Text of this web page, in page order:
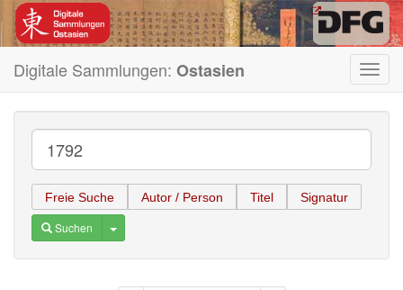
Digitale Sammlungen: Ostasien
Freie Suche Autor / Person Titel Signatur
Suchen Toggle Dropdown